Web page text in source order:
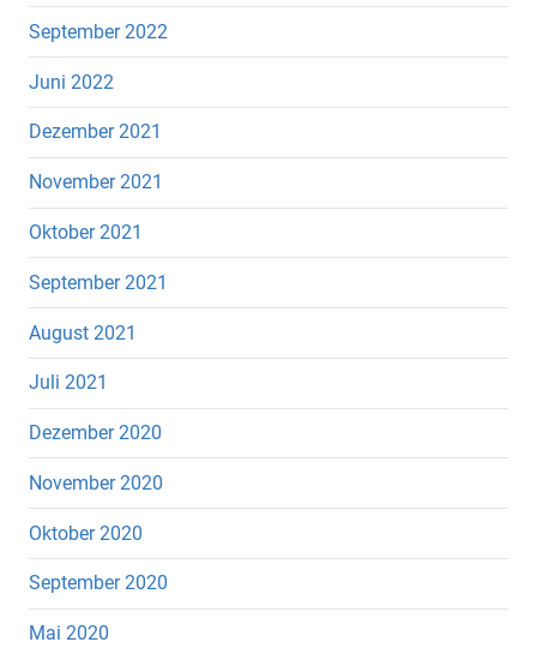
September 2022
Juni 2022
Dezember 2021
November 2021
Oktober 2021
September 2021
August 2021
Juli 2021
Dezember 2020
November 2020
Oktober 2020
September 2020
Mai 2020